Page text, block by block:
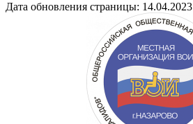
Дата обновления страницы: 14.04.2023